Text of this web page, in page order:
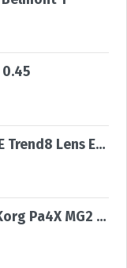
Nidek Patternless LEXCE Trend8 Lens Edger
Korg Pa5X, Korg Pa4X, Korg Pa4X MG2 Edition, Korg PA-1000 MG